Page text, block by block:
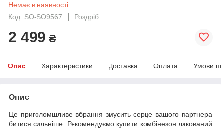
Немає в наявності
Код: SO-SO9567
Роздріб
2 499 ₴
Опис Характеристики Доставка Оплата Умови
Опис
Це приголомшливе вбрання змусить серце вашого партнера
битися сильніше. Рекомендуємо купити комбінезон лакований